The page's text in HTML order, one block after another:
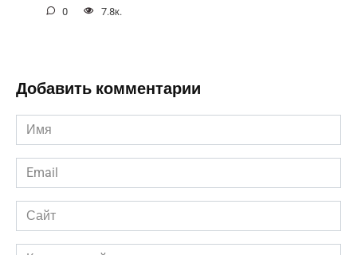
0 7.8к.
Добавить комментарии
Имя
*
Email
*
Сайт